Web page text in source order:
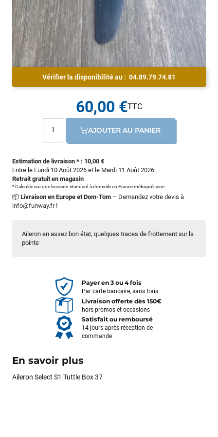
Aileron en assez bon état, quelques traces de frottement sur la
pointe
Vérifier la disponibilité au : 04.89.79.74.81
Estimation de livraison * : 10,00 €
Entre le Lundi 10 Août 2026 et le Mardi 11 Août 2026
Retrait gratuit en magasin
* Calculée sur une livraison standard à domicile en France métropolitaine
📦 Livraison en Europe et Dom-Tom – Demandez votre devis à
info@funway.fr!
60,00 €
AJOUTER AU PANIER
Payer en 3 ou 4 fois
Par carte bancaire, sans frais
Livraison offerte dès 150€
hors promos et occasions
Satisfait ou remboursé
14 jours après réception de
commande
En savoir plus
Aileron Select S1 Tuttle Box 37